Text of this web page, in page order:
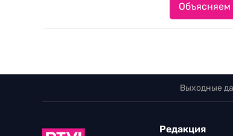
Объясняем
Выходные
Редакция